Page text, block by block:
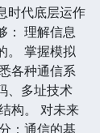
时代底层运作
： 理解信息
。 掌握模拟
各种通信系
、多址技术
构。 对未来
：通信的基